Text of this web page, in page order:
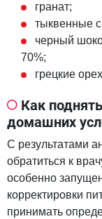
гранат;
тыквенные
черный
70%;
грецкие
Как
домашних
С результатами
обратиться к
особенно
корректировки
принимать